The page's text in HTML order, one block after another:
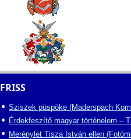
FRISS
Sziszek püspöke (Maderspach
Érdekfeszítő magyar történelem –
Merénylet Tisza István ellen